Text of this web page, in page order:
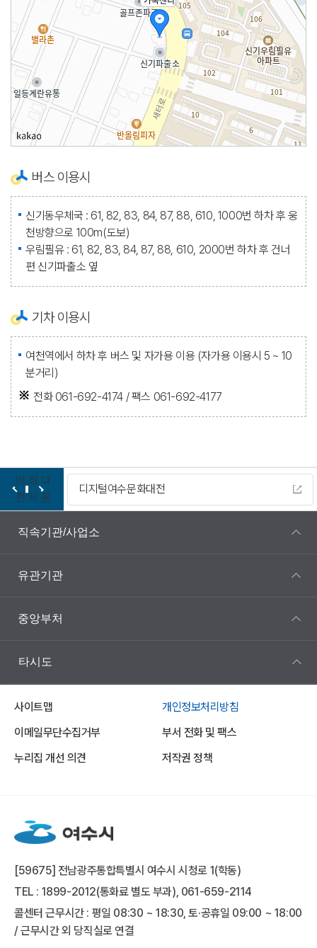
버스 이용시
신기동우체국 : 61, 82, 83, 84, 87, 88, 610, 1000번 하차 후 웅
천방향으로 100m(도보)
우림필유 : 61, 82, 83, 84, 87, 88, 610, 2000번 하차 후 건너
편 신기파출소 옆
기차 이용시
여천역에서 하차 후 버스 및 자가용 이용 (자가용 이용시 5 ~ 10
분거리)
전화 061-692-4174 / 팩스 061-692-4177
이
전
정
지
다
음
디지털여수문화대전
직속기관/사업소
유관기관
중앙부처
타시도
사이트맵
개인정보처리방침
이메일무단수집거부
부서 전화 및 팩스
누리집 개선 의견
저작권 정책
[59675] 전남광주통합특별시 여수시 시청로 1(학동)
TEL : 1899-2012(통화료 별도 부과), 061-659-2114
콜센터 근무시간 : 평일 08:30 ~ 18:30, 토·공휴일 09:00 ~ 18:00
/ 근무시간 외 당직실로 연결